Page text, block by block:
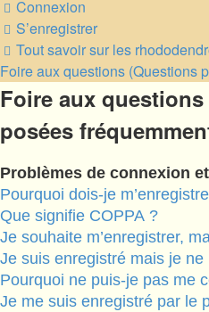
Connexion
S’enregistrer
Tout savoir sur les
Foire aux questions (Questions
Foire aux
posées
Problèmes de connexion
Pourquoi dois-je
Que signifie COPPA ?
Je souhaite m’enregistrer,
Je suis enregistré mais je
Pourquoi ne puis-je pas me
Je me suis enregistré par le